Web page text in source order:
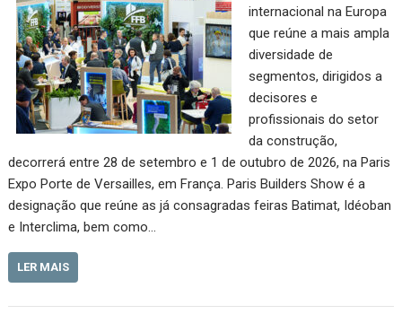
internacional na Europa
que reúne a mais ampla
diversidade de
segmentos, dirigidos a
decisores e
profissionais do setor
da construção,
decorrerá entre 28 de setembro e 1 de outubro de 2026, na Paris
Expo Porte de Versailles, em França. Paris Builders Show é a
designação que reúne as já consagradas feiras Batimat, Idéoban
e Interclima, bem como…
LER MAIS